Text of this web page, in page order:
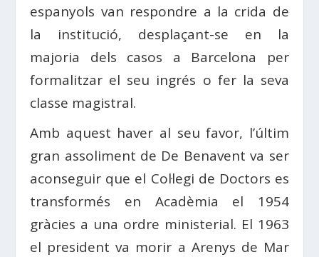
espanyols van respondre a la crida de
la institució, desplaçant-se en la
majoria dels casos a Barcelona per
formalitzar el seu ingrés o fer la seva
classe magistral.
Amb aquest haver al seu favor, l’últim
gran assoliment de De Benavent va ser
aconseguir que el Col·legi de Doctors es
transformés en Acadèmia el 1954
gràcies a una ordre ministerial. El 1963
el president va morir a Arenys de Mar